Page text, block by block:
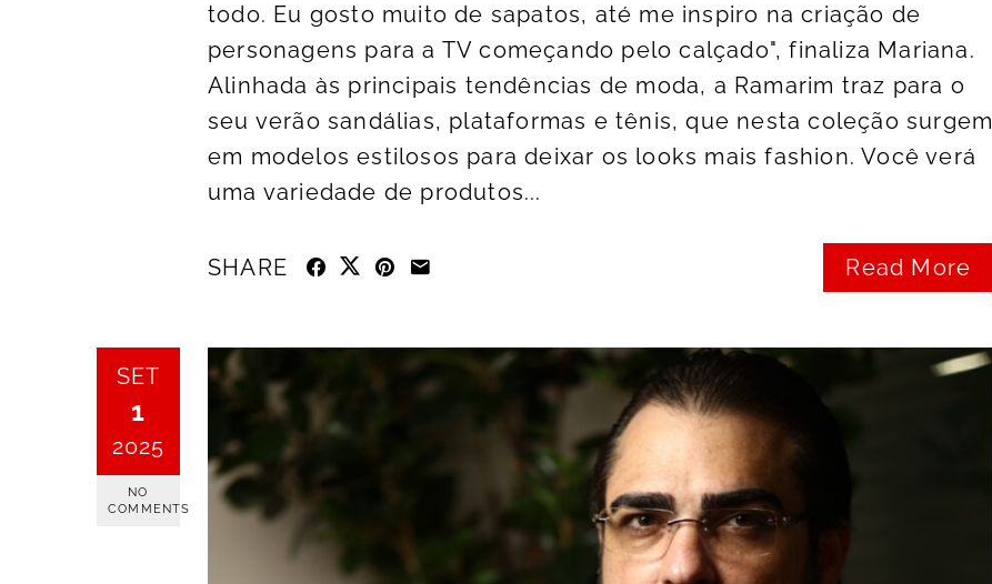
todo. Eu gosto muito de sapatos, até me inspiro na criação de
personagens para a TV começando pelo calçado", finaliza Mariana.
Alinhada às principais tendências de moda, a Ramarim traz para o
seu verão sandálias, plataformas e tênis, que nesta coleção surgem
em modelos estilosos para deixar os looks mais fashion. Você verá
uma variedade de produtos...
Read More
SHARE
SET
1
2025
NO
COMMENTS